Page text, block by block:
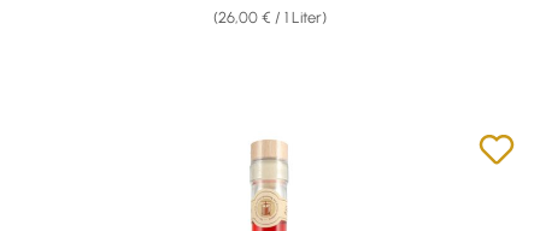
(26,00 € / 1 Liter)